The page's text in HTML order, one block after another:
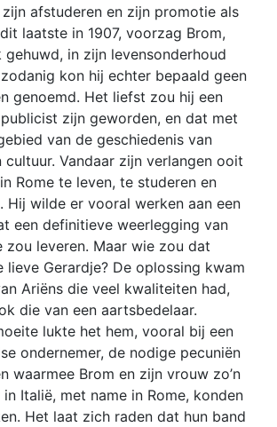
zijn afstuderen en zijn promotie als
laatste in 1907, voorzag Brom,
gehuwd, in zijn levensonderhoud
kon hij echter bepaald geen
genoemd. Het liefst zou hij een
zijn geworden, en dat met
van de geschiedenis van
cultuur. Vandaar zijn verlangen ooit
Rome te leven, te studeren en
Hij wilde er vooral werken aan een
een definitieve weerlegging van
zou leveren. Maar wie zou dat
lieve Gerardje? De oplossing kwam
Ariëns die veel kwaliteiten had,
die van een aartsbedelaar.
lukte het hem, vooral bij een
ondernemer, de nodige pecuniën
waarmee Brom en zijn vrouw zo’n
Italië, met name in Rome, konden
Het laat zich raden dat hun band